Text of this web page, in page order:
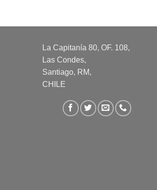
La Capitanía 80, OF. 108,
Las Condes,
Santiago, RM,
CHILE